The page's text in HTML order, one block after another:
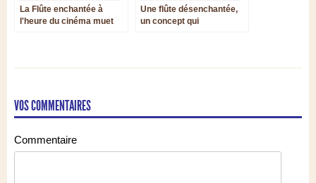
La Flûte enchantée à
l'heure du cinéma muet
Une flûte désenchantée,
un concept qui
Festival d’art lyrique
VOS COMMENTAIRES
Commentaire